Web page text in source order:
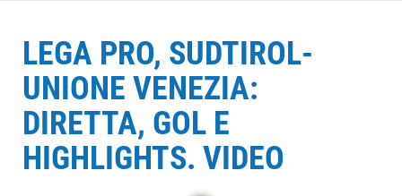
LEGA PRO, SUDTIROL-
UNIONE VENEZIA:
DIRETTA, GOL E
HIGHLIGHTS. VIDEO